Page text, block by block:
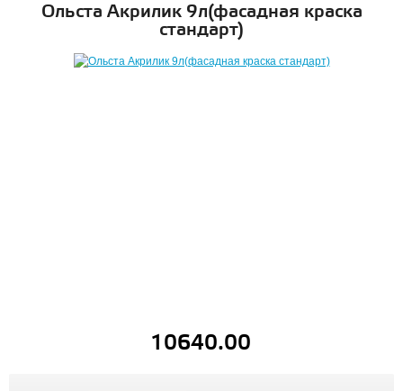
Ольста Акрилик 9л(фасадная краска
стандарт)
10640.00